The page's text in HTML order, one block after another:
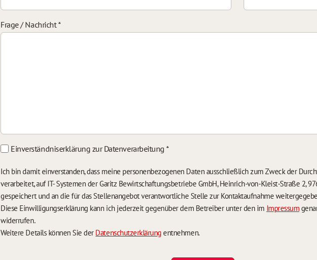
Frage / Nachricht*
Einverständniserklärung zur Datenverarbeitung*
Ich bin damit einverstanden, dass meine personenbezogenen Daten ausschließlich zum Zweck der
verarbeitet, auf IT- Systemen der Garitz Bewirtschaftungsbetriebe GmbH, Heinrich-von-Kleist-Straße 2,
gespeichert und an die für das Stellenangebot verantwortliche Stelle zur Kontaktaufnahme
Diese Einwilligungserklärung kann ich jederzeit gegenüber dem Betreiber unter den im Impressum
widerrufen.
Weitere Details können Sie der Datenschutzerklärung entnehmen.